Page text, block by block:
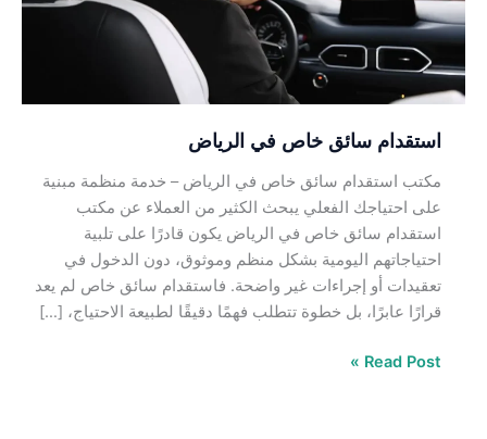
استقدام سائق خاص في الرياض
مكتب استقدام سائق خاص في الرياض – خدمة منظمة مبنية
على احتياجك الفعلي يبحث الكثير من العملاء عن مكتب
استقدام سائق خاص في الرياض يكون قادرًا على تلبية
احتياجاتهم اليومية بشكل منظم وموثوق، دون الدخول في
تعقيدات أو إجراءات غير واضحة. فاستقدام سائق خاص لم يعد
قرارًا عابرًا، بل خطوة تتطلب فهمًا دقيقًا لطبيعة الاحتياج، […]
Read Post »